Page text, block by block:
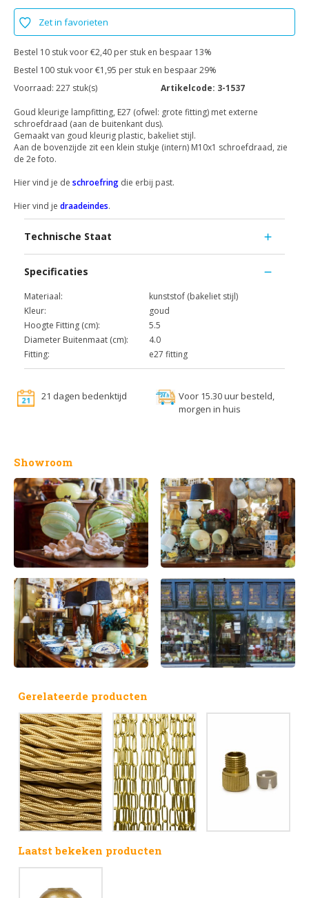
Zet in favorieten
Bestel 10 stuk voor €2,40 per stuk en bespaar 13%
Bestel 100 stuk voor €1,95 per stuk en bespaar 29%
Voorraad: 227 stuk(s) Artikelcode: 3-1537
Goud kleurige lampfitting, E27 (ofwel: grote fitting) met externe
schroefdraad (aan de buitenkant dus).
Gemaakt van goud kleurig plastic, bakeliet stijl.
Aan de bovenzijde zit een klein stukje (intern) M10x1 schroefdraad, zie
de 2e foto.
Hier vind je de schroefring die erbij past.
Hier vind je draadeindes.
Technische Staat
Specificaties
Materiaal:
kunststof (bakeliet stijl)
Kleur:
goud
Hoogte Fitting (cm):
5.5
Diameter Buitenmaat (cm):
4.0
Fitting:
e27 fitting
21 dagen bedenktijd
Voor 15.30 uur besteld,
morgen in huis
Showroom
Gerelateerde producten
Laatst bekeken producten